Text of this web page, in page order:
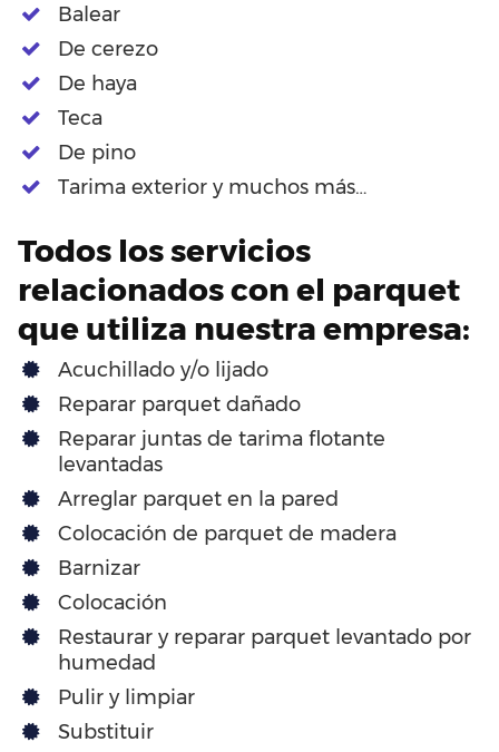
Balear
De cerezo
De haya
Teca
De pino
Tarima exterior y muchos más…
Todos los servicios
relacionados con el parquet
que utiliza nuestra empresa:
Acuchillado y/o lijado
Reparar parquet dañado
Reparar juntas de tarima flotante
levantadas
Arreglar parquet en la pared
Colocación de parquet de madera
Barnizar
Colocación
Restaurar y reparar parquet levantado por
humedad
Pulir y limpiar
Substituir